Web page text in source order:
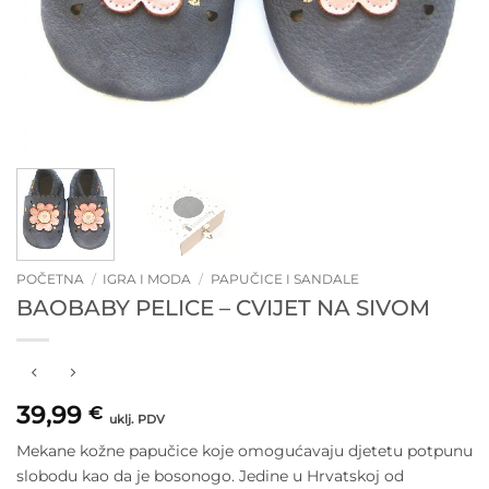
POČETNA / IGRA I MODA / PAPUČICE I SANDALE
BAOBABY PELICE – CVIJET NA SIVOM
39,99 € uklj. PDV
Mekane kožne papučice koje omogućavaju djetetu potpunu
slobodu kao da je bosonogo. Jedine u Hrvatskoj od